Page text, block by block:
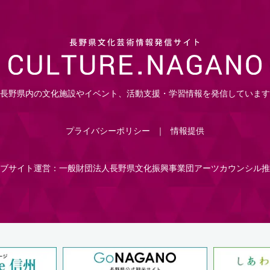
長野県内の文化施設やイベント、活動支援・学習情報を発信しています
プライバシーポリシー 情報提供
サイト運営：一般財団法人長野県文化振興事業団アーツカウンシル